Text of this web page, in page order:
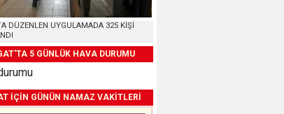
DÜZENLEN UYGULAMADA 325 KİŞİ
5 GÜNLÜK HAVA DURUMU
İÇİN GÜNÜN NAMAZ VAKİTLERİ